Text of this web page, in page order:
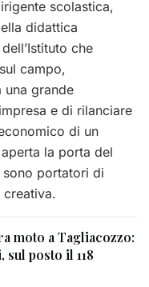
scolastica,
didattica
che
campo,
una grande
e di rilanciare
di un
la porta del
portatori di
moto a Tagliacozzo:
posto il 118